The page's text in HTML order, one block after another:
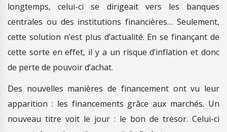
longtemps, celui-ci se dirigeait vers les banques
centrales ou des institutions financières… Seulement,
cette solution n’est plus d’actualité. En se finançant de
cette sorte en effet, il y a un risque d’inflation et donc
de perte de pouvoir d’achat.
Des nouvelles manières de financement ont vu leur
apparition : les financements grâce aux marchés. Un
nouveau titre voit le jour : le bon de trésor. Celui-ci